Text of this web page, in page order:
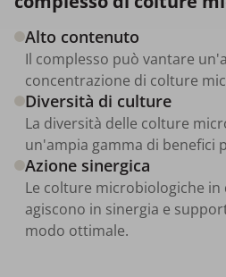
Alto contenuto
Il complesso può vantare
concentrazione di colture
Diversità di culture
La diversità delle colture
un'ampia gamma di benefici
Azione sinergica
Le colture microbiologiche
agiscono in sinergia e
modo ottimale.